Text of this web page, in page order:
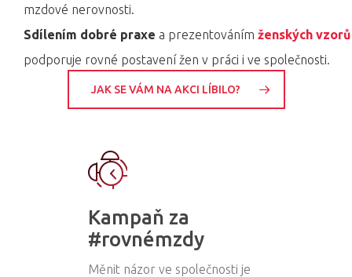
mzdové nerovnosti.
Sdílením dobré praxe a prezentováním ženských vzorů
podporuje rovné postavení žen v práci i ve společnosti.
JAK SE VÁM NA AKCI LÍBILO?
Kampaň za
#rovnémzdy
Měnit názor ve společnosti je